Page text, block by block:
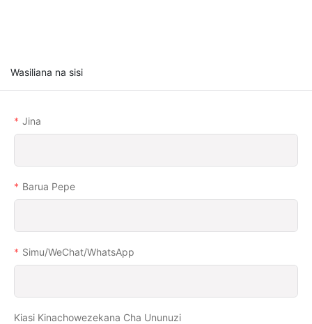
Wasiliana na sisi
Jina
Barua Pepe
Simu/WeChat/WhatsApp
Kiasi Kinachowezekana Cha Ununuzi